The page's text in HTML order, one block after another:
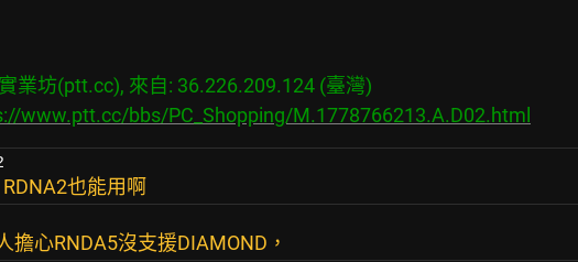
業坊(ptt.cc), 來自: 36.226.209.124 (臺灣)
www.ptt.cc/bbs/PC_Shopping/M.1778766213.A.D02.html
也能用啊
擔心RNDA5沒支援DIAMOND，